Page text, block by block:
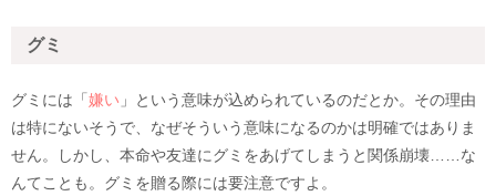
グミ
グミには「 嫌い 」という意味が込められているのだとか。その理由
は特にないそうで、なぜそういう意味になるのかは明確ではありま
せん。しかし、本命や友達にグミをあげてしまうと関係崩壊……な
んてことも。グミを贈る際には要注意ですよ。